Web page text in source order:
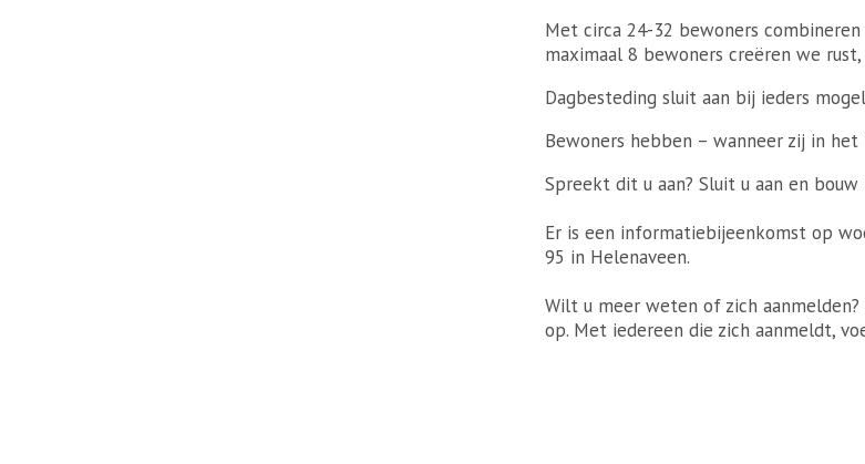
Met circa 24-32 bewoners
maximaal 8 bewoners creëren we
Dagbesteding sluit aan bij ieders
Bewoners hebben – wanneer zij in het
Spreekt dit u aan? Sluit u aan en
Er is een informatiebijeenkomst op
95 in Helenaveen.
Wilt u meer weten of zich aanmelden?
op. Met iedereen die zich aanmeldt,